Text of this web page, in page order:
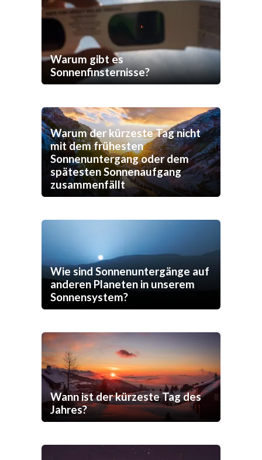
Warum gibt es
Sonnenfinsternisse?
Warum der kürzeste Tag nicht
mit dem frühesten
Sonnenuntergang oder dem
spätesten Sonnenaufgang
zusammenfällt
Wie sind Sonnenuntergänge auf
anderen Planeten in unserem
Sonnensystem?
Wann ist der kürzeste Tag des
Jahres?